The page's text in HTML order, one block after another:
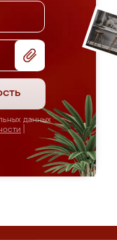
данных